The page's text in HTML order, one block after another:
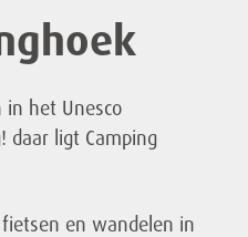
in het Unesco
daar ligt Camping
en wandelen in